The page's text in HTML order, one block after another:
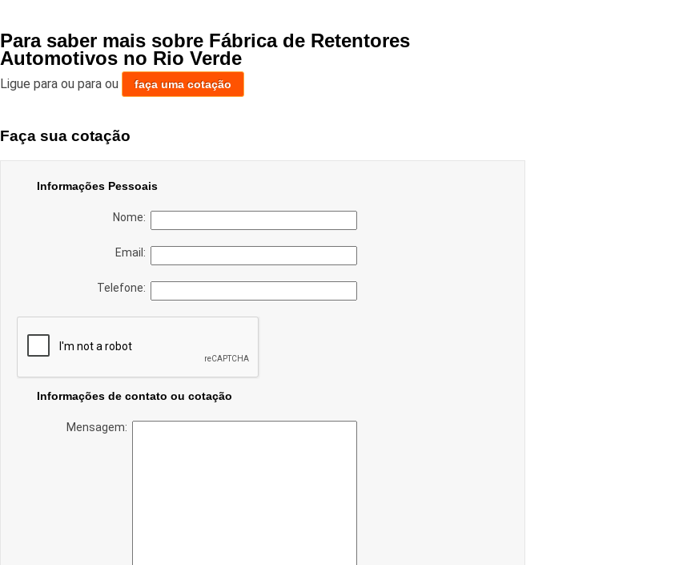
Para saber mais sobre Fábrica de Retentores
Automotivos no Rio Verde
Ligue para ou para ou faça uma cotação
Faça sua cotação
Informações Pessoais
Nome:
Email:
Telefone:
Informações de contato ou cotação
Mensagem: